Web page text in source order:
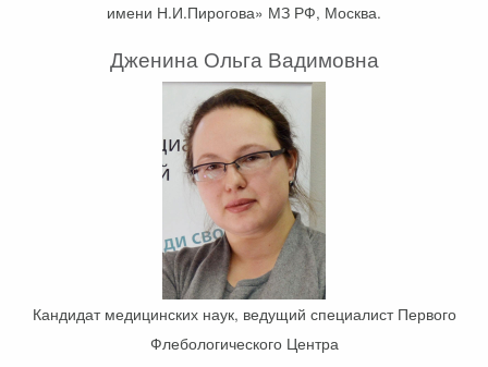
имени Н.И.Пирогова» МЗ РФ, Москва.
Дженина Ольга Вадимовна
Кандидат медицинских наук, ведущий специалист Первого
Флебологического Центра